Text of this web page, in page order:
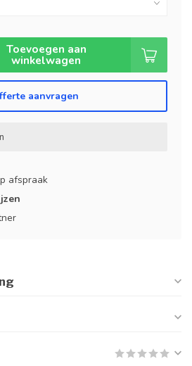
Toevoegen aan
winkelwagen
aanvragen
afspraak